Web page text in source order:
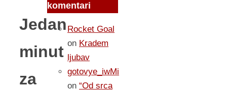
Jedan
minut
za
komentari
Rocket Goal
on Kradem
ljubav
gotovye_iwMi
on “Od srca